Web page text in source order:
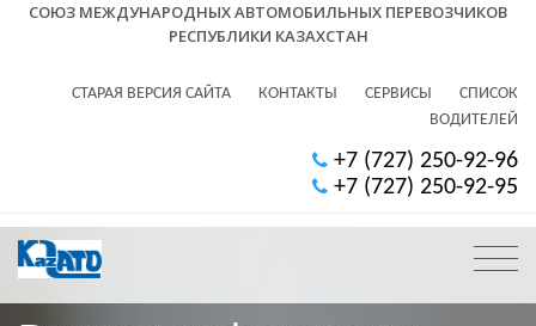
СОЮЗ МЕЖДУНАРОДНЫХ АВТОМОБИЛЬНЫХ ПЕРЕВОЗЧИКОВ
РЕСПУБЛИКИ КАЗАХСТАН
СТАРАЯ ВЕРСИЯ САЙТА КОНТАКТЫ СЕРВИСЫ
СПИСОК
ВОДИТЕЛЕЙ
+7 (727) 250-92-96
+7 (727) 250-92-95